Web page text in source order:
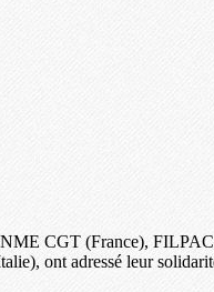
CGT (France),
adressé leur solidarité